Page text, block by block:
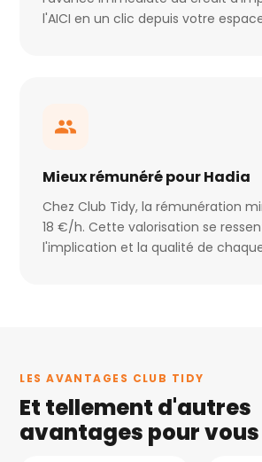
l'AICI en un clic depuis votre
Mieux rémunéré pour Hadia
Chez Club Tidy, la rémunération
18 €/h. Cette valorisation se
l'implication et la qualité de
LES AVANTAGES CLUB TIDY
Et tellement d'autres
avantages pour vous